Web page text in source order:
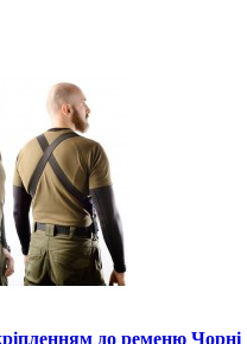
до ременю Чорні